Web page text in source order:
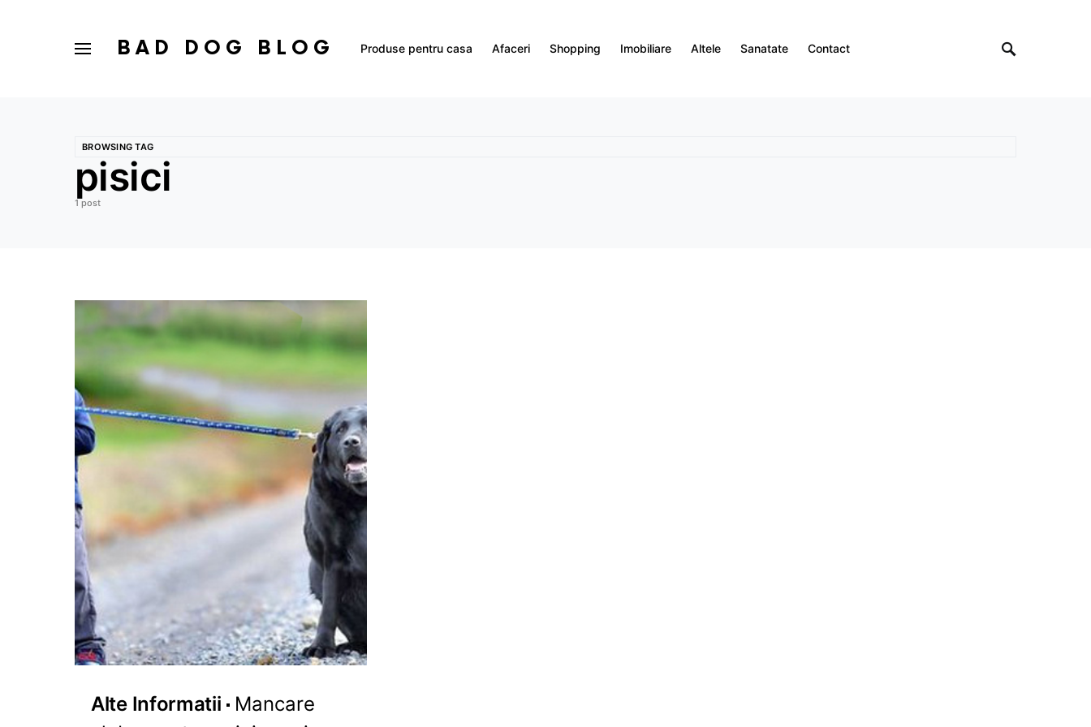
BAD DOG BLOG Produse pentru casa Afaceri Shopping Imobiliare Altele Sanatate Contact
BROWSING TAG
pisici
1 post
Alte Informatii
Mancare